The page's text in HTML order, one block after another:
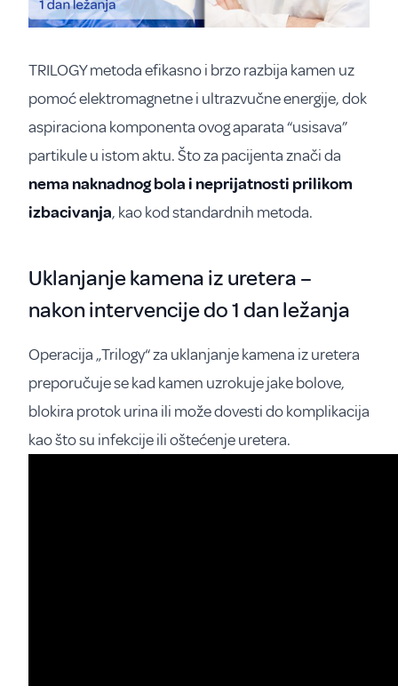
TRILOGY metoda efikasno i brzo razbija kamen uz
pomoć elektromagnetne i ultrazvučne energije, dok
aspiraciona komponenta ovog aparata “usisava”
partikule u istom aktu. Što za pacijenta znači da
nema naknadnog bola i neprijatnosti prilikom
izbacivanja, kao kod standardnih metoda.
Uklanjanje kamena iz uretera –
nakon intervencije do 1 dan ležanja
Operacija „Trilogy“ za uklanjanje kamena iz uretera
preporučuje se kad kamen uzrokuje jake bolove,
blokira protok urina ili može dovesti do komplikacija
kao što su infekcije ili oštećenje uretera.